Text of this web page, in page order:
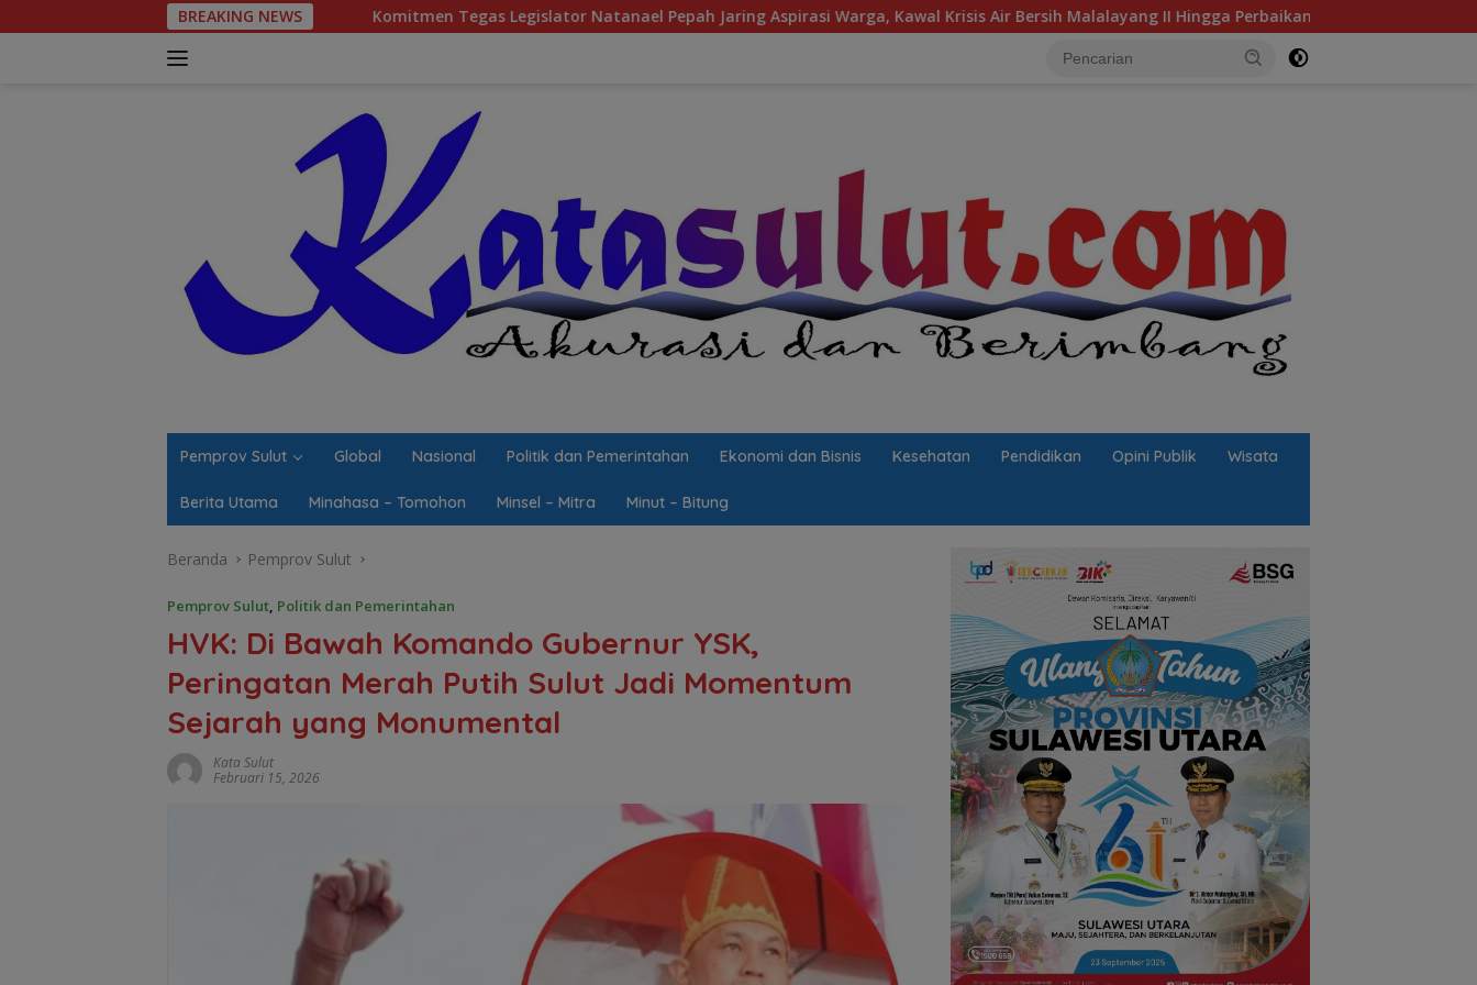
ke
BREAKING NEWS
Komitmen Tegas Legislator Natanael Pepah Jaring Aspirasi Warga, Kawal Krisis Air Bersih Malalayang II Hingga Perbaikan Infrastruktur
Pemprov Sulut Global Nasional Politik dan Pemerintahan Ekonomi dan Bisnis Kesehatan Pendidikan Opini Publik Wisata
Berita Utama Minahasa – Tomohon Minsel – Mitra Minut – Bitung
Beranda Pemprov Sulut
Pemprov Sulut, Politik dan Pemerintahan
HVK: Di Bawah Komando Gubernur YSK,
Peringatan Merah Putih Sulut Jadi Momentum
Sejarah yang Monumental
Kata Sulut
Februari 15, 2026